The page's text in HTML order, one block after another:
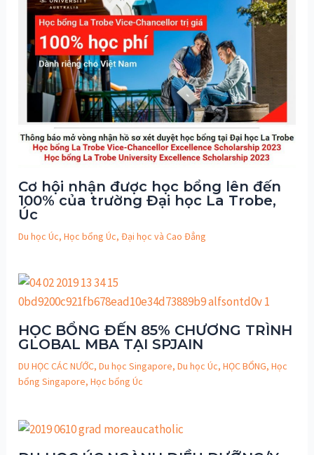
Cơ hội nhận được học bổng lên đến
100% của trường Đại học La Trobe,
Úc
Du học Úc,Học bổng Úc,Đại học và Cao Đẳng
HỌC BỔNG ĐẾN 85% CHƯƠNG TRÌNH
GLOBAL MBA TẠI SPJAIN
DU HỌC CÁC NƯỚC,Du học Singapore,Du học Úc,HỌC BỔNG,Học
bổng Singapore,Học bổng Úc